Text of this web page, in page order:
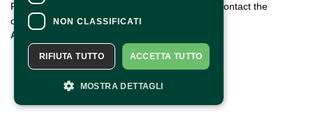
For information on the program and the event, contact the
organizer
.
Accessibility statement
NON CLASSIFICATI
ACCETTA TUTTO
RIFIUTA TUTTO
MOSTRA DETTAGLI